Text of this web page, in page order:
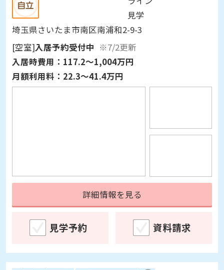
埼玉県さいたま市南区南浦和2-9-3
[空室]入居予約受付中 ※7/2更新
入居時費用：117.2～1,004万円
月額利用料： 22.3～41.4万円
詳細情報を見る
介護付有料老人ホーム 入居後あんしん保障対象